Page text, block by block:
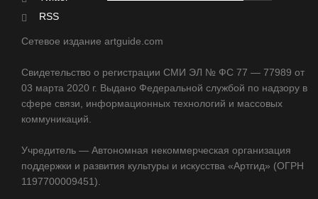
RSS
Сетевое издание artguide.com
Свидетельство о регистрации СМИ ЭЛ № ФС 77 — 77989 от
03 марта 2020 г. Выдано Федеральной службой по надзору в
сфере связи, информационных технологий и массовых
коммуникаций.
Учредитель — Автономная некоммерческая организация
поддержки и развития культуры и искусства «Артгид» (ОГРН
1197700009451).